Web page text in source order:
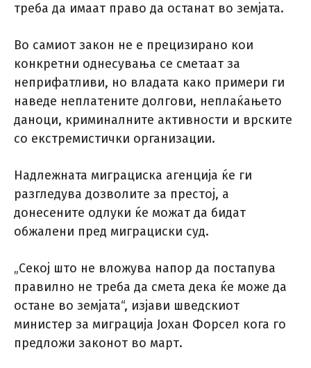
треба да имаат право да останат во земјата.
Во самиот закон не е прецизирано кои
конкретни однесувања се сметаат за
неприфатливи, но владата како примери ги
наведе неплатените долгови, неплаќањето
даноци, криминалните активности и врските
со екстремистички организации.
Надлежната миграциска агенција ќе ги
разгледува дозволите за престој, а
донесените одлуки ќе можат да бидат
обжалени пред миграциски суд.
„Секој што не вложува напор да постапува
правилно не треба да смета дека ќе може да
остане во земјата“, изјави шведскиот
министер за миграција Јохан Форсел кога го
предложи законот во март.